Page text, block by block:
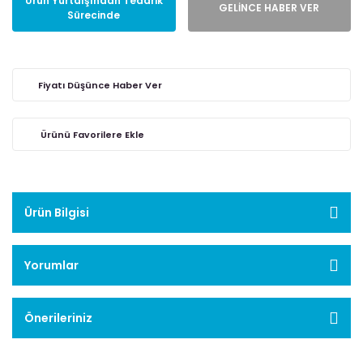
Sürecinde
GELİNCE HABER VER
Fiyatı Düşünce Haber Ver
Ürün Bilgisi
Yorumlar
Önerileriniz